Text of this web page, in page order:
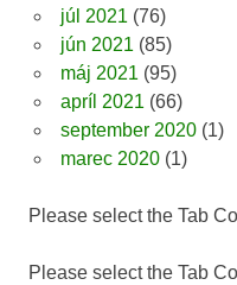
júl 2021 (76)
jún 2021 (85)
máj 2021 (95)
apríl 2021 (66)
september 2020(1)
marec 2020(1)
Please select the Tab
Please select the Tab